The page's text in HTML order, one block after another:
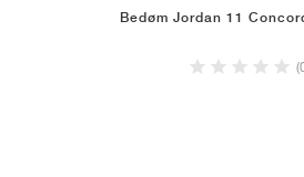
Bedøm Jordan 11